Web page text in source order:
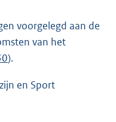
voorgelegd aan de
van het
).
en Sport